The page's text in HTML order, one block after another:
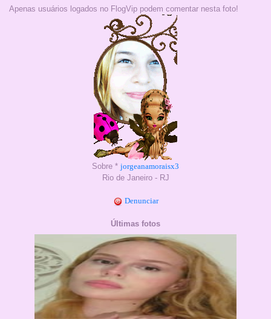
Apenas usuários logados no FlogVip podem comentar nesta foto!
Sobre * jorgeanamoraisx3
Rio de Janeiro - RJ
Denunciar
Últimas fotos